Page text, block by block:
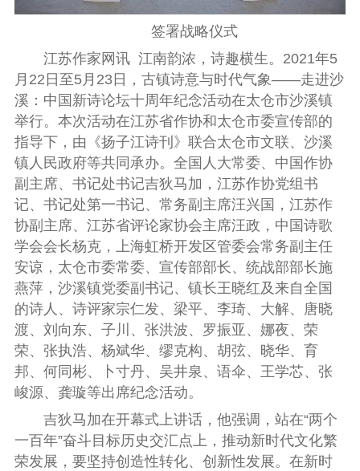
签署战略仪式
江苏作家网讯 江南韵浓，诗趣横生。 2021年5
月 22 日至5月 23日，古镇诗意与时代气象——走进沙
溪：中国新诗论坛十周年纪念活动在太仓市沙溪镇
举行。本次活动在江苏省作协和太仓市委宣传部的
指导下，由《扬子江诗刊》联合太仓市文联、沙溪
镇人民政府等共同承办。全国人大常委、中国作协
副主席、书记处书记吉狄马加，江苏作协党组书
记、书记处第一书记、常务副主席汪兴国，江苏作
协副主席、江苏省评论家协会主席汪政，中国诗歌
学会会长杨克，上海虹桥开发区管委会常务副主任
安谅，太仓市委常委、宣传部部长、统战部部长施
燕萍，沙溪镇党委副书记、镇长王晓红及来自全国
的诗人、诗评家宗仁发、梁平、李琦、大解、唐晓
渡、刘向东、子川、张洪波、罗振亚、娜夜、荣
荣、张执浩、杨斌华、缪克构、胡弦、晓华、育
邦、何同彬、卜寸丹、吴井泉、语伞、王学芯、张
峻源、龚璇等出席纪念活动。
吉狄马加在开幕式上讲话，他强调，站在“两个
一百年”奋斗目标历史交汇点上，推动新时代文化繁
荣发展，要坚持创造性转化、创新性发展。在新时